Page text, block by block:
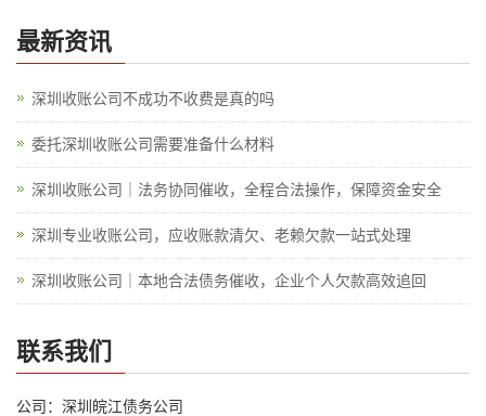
最新资讯
深圳收账公司不成功不收费是真的吗
委托深圳收账公司需要准备什么材料
深圳收账公司｜法务协同催收，全程合法操作，保障资金安全
深圳专业收账公司，应收账款清欠、老赖欠款一站式处理
深圳收账公司｜本地合法债务催收，企业个人欠款高效追回
联系我们
公司：深圳皖江债务公司